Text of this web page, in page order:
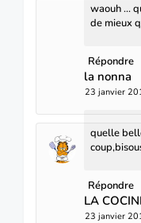
waouh ...
de mieux
Répondre
la nonna
23 janvier
quelle
Répondre
LA
23 janvier